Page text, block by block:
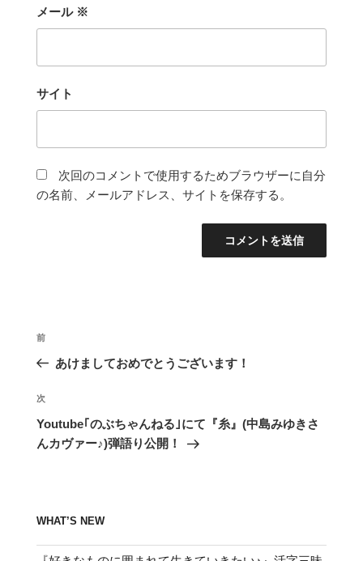
メール ※
サイト
次回のコメントで使用するためブラウザーに自分
の名前、メールアドレス、サイトを保存する。
投
ビ
ゲ
ー
前
の
稿
前
あけましておめでとうございます！
次
の
投
次
Youtube｢のぶちゃんねる｣にて『糸』(中島みゆきさ
んカヴァー♪)弾語り公開！
WHAT’S NEW